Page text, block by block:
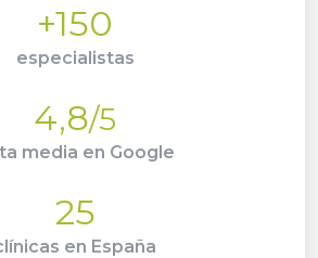
+150
especialistas
4,8/5
media en Google
25
en España